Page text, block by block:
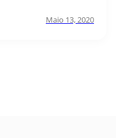
Maio 13, 2020